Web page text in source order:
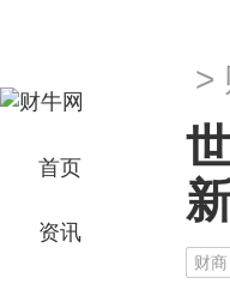
首页
资讯
>
财商